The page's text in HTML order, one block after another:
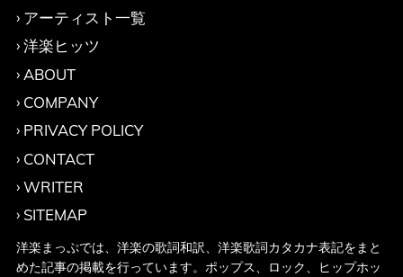
アーティスト一覧
洋楽ヒッツ
ABOUT
COMPANY
PRIVACY POLICY
CONTACT
WRITER
SITEMAP
洋楽まっぷでは、洋楽の歌詞和訳、洋楽歌詞カタカナ表記をまと
めた記事の掲載を行っています。ポップス、ロック、ヒップホッ